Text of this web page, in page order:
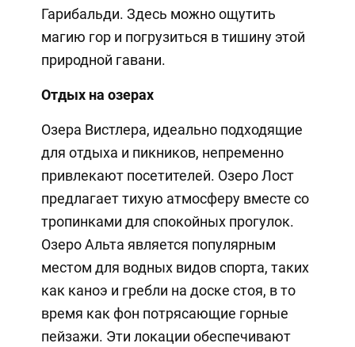
Гарибальди. Здесь можно ощутить
магию гор и погрузиться в тишину этой
природной гавани.
Отдых на озерах
Озера Вистлера, идеально подходящие
для отдыха и пикников, непременно
привлекают посетителей. Озеро Лост
предлагает тихую атмосферу вместе со
тропинками для спокойных прогулок.
Озеро Альта является популярным
местом для водных видов спорта, таких
как каноэ и гребли на доске стоя, в то
время как фон потрясающие горные
пейзажи. Эти локации обеспечивают